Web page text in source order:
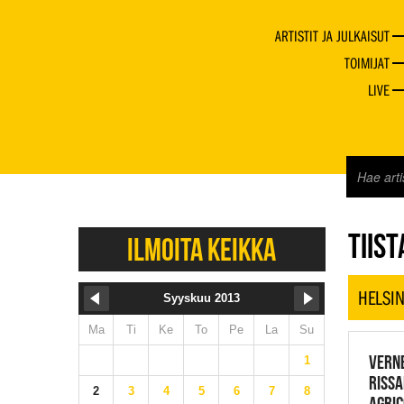
ARTISTIT JA JULKAISUT
TOIMIJAT
LIVE
ILMOITA KEIKKA
Syyskuu 2013
Ma Ti Ke To Pe La Su
1
2 3 4 5 6 7 8
JAZZ